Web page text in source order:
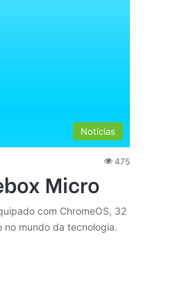
Notícias
475
Micro
com ChromeOS, 32
no mundo da tecnologia.